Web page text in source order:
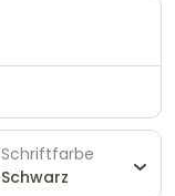
Schriftfarbe
Schwarz